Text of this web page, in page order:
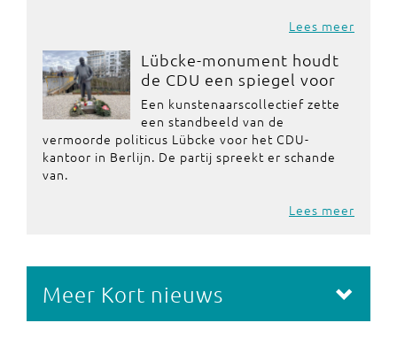
Lees meer
Lübcke-monument houdt
de CDU een spiegel voor
Een kunstenaarscollectief zette
een standbeeld van de
vermoorde politicus Lübcke voor het CDU-
kantoor in Berlijn. De partij spreekt er schande
van.
Lees meer
Meer Kort nieuws